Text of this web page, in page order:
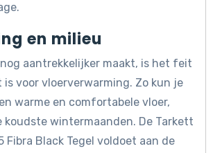
en milieu
aantrekkelijker maakt, is het feit
voor vloerverwarming. Zo kun je
warme en comfortabele vloer,
wintermaanden. De Tarkett
Fibra Black Tegel voldoet aan de